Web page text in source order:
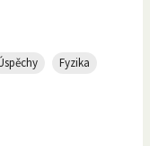
Fyzika